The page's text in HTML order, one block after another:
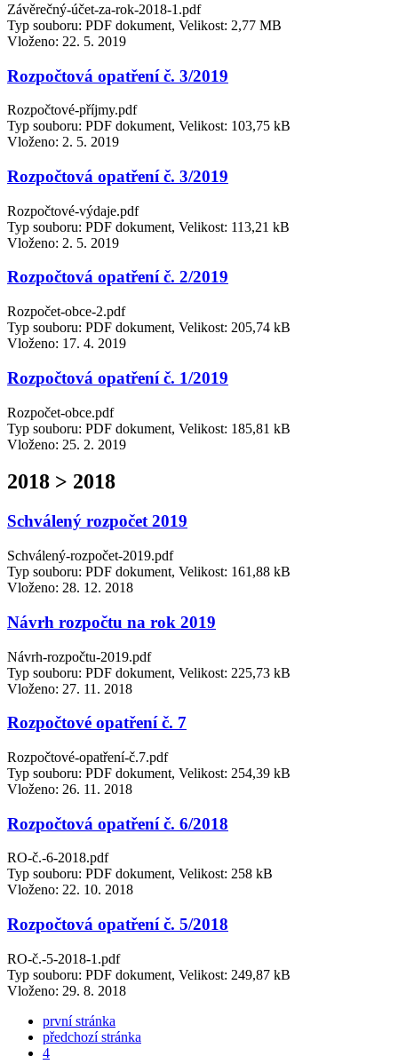
Závěrečný-účet-za-rok-2018-1.pdf
Typ souboru: PDF dokument, Velikost: 2,77 MB
Vloženo: 22. 5. 2019
Rozpočtová opatření č. 3/2019
Rozpočtové-příjmy.pdf
Typ souboru: PDF dokument, Velikost: 103,75 kB
Vloženo: 2. 5. 2019
Rozpočtová opatření č. 3/2019
Rozpočtové-výdaje.pdf
Typ souboru: PDF dokument, Velikost: 113,21 kB
Vloženo: 2. 5. 2019
Rozpočtová opatření č. 2/2019
Rozpočet-obce-2.pdf
Typ souboru: PDF dokument, Velikost: 205,74 kB
Vloženo: 17. 4. 2019
Rozpočtová opatření č. 1/2019
Rozpočet-obce.pdf
Typ souboru: PDF dokument, Velikost: 185,81 kB
Vloženo: 25. 2. 2019
2018 > 2018
Schválený rozpočet 2019
Schválený-rozpočet-2019.pdf
Typ souboru: PDF dokument, Velikost: 161,88 kB
Vloženo: 28. 12. 2018
Návrh rozpočtu na rok 2019
Návrh-rozpočtu-2019.pdf
Typ souboru: PDF dokument, Velikost: 225,73 kB
Vloženo: 27. 11. 2018
Rozpočtové opatření č. 7
Rozpočtové-opatření-č.7.pdf
Typ souboru: PDF dokument, Velikost: 254,39 kB
Vloženo: 26. 11. 2018
Rozpočtová opatření č. 6/2018
RO-č.-6-2018.pdf
Typ souboru: PDF dokument, Velikost: 258 kB
Vloženo: 22. 10. 2018
Rozpočtová opatření č. 5/2018
RO-č.-5-2018-1.pdf
Typ souboru: PDF dokument, Velikost: 249,87 kB
Vloženo: 29. 8. 2018
první stránka
předchozí stránka
4